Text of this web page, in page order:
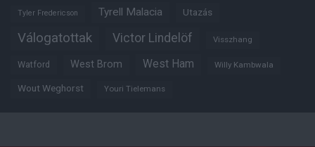
Tyler Fredericson Tyrell Malacia Utazás
Válogatottak Victor Lindelöf Visszhang
Watford West Brom West Ham Willy Kambwala
Wout Weghorst Youri Tielemans